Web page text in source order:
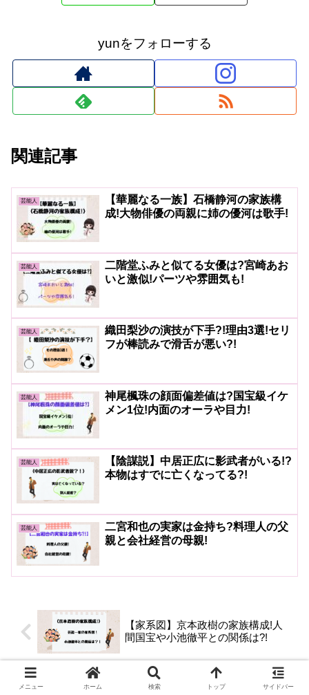
yunをフォローする
関連記事
芸能人
【華麗なる一族】石橋静河の家族構
成!大物俳優の両親に姉の優河は歌手!
芸能人
二階堂ふみと似てる女優は?宮崎あお
いと激似!パーツや雰囲気も!
芸能人
織田梨沙の演技が下手?!理由3選!セリ
フが棒読みで滑舌が悪い?!
芸能人
神尾楓珠の顔面偏差値は?国宝級イケ
メン1位!内面のオーラや目力!
芸能人
【陰謀説】中居正広に影武者がいる!?
本物はすでに亡くなってる?!
芸能人
二宮和也の実家は金持ち?料理人の父
親と会社経営の母親!
【家系図】京本政樹の家族構成!人
間国宝や小池徹平との関係は?!
矢吹奈子の学歴!国立の小学校で頭
メニュー ホーム 検索 トップ サイドバー